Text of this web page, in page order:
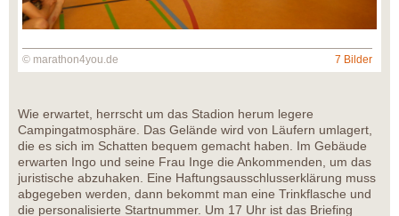
© marathon4you.de 7 Bilder
Wie erwartet, herrscht um das Stadion herum legere
Campingatmosphäre. Das Gelände wird von Läufern umlagert,
die es sich im Schatten bequem gemacht haben. Im Gebäude
erwarten Ingo und seine Frau Inge die Ankommenden, um das
juristische abzuhaken. Eine Haftungsausschlusserklärung muss
abgegeben werden, dann bekommt man eine Trinkflasche und
die personalisierte Startnummer. Um 17 Uhr ist das Briefing